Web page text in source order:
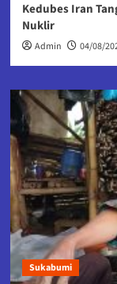
Kedubes Iran
Nuklir
Admin 04/08/
Sukabumi